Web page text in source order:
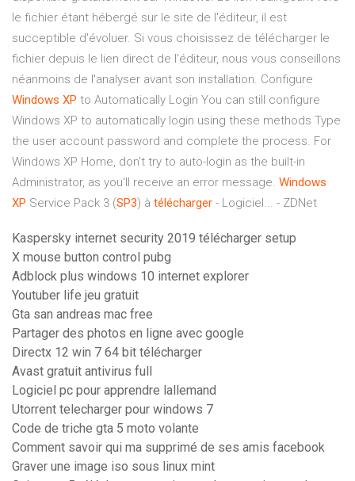
le fichier étant hébergé sur le site de l'éditeur, il est
succeptible d'évoluer. Si vous choisissez de télécharger le
fichier depuis le lien direct de l'éditeur, nous vous conseillons
néanmoins de l'analyser avant son installation. Configure
Windows XP to Automatically Login You can still configure
Windows XP to automatically login using these methods Type
the user account password and complete the process. For
Windows XP Home, don't try to auto-login as the built-in
Administrator, as you'll receive an error message. Windows
XP Service Pack 3 (SP3) à télécharger - Logiciel... - ZDNet
Kaspersky internet security 2019 télécharger setup
X mouse button control pubg
Adblock plus windows 10 internet explorer
Youtuber life jeu gratuit
Gta san andreas mac free
Partager des photos en ligne avec google
Directx 12 win 7 64 bit télécharger
Avast gratuit antivirus full
Logiciel pc pour apprendre lallemand
Utorrent telecharger pour windows 7
Code de triche gta 5 moto volante
Comment savoir qui ma supprimé de ses amis facebook
Graver une image iso sous linux mint